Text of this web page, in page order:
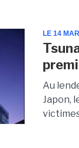
LE 14
Au
Japon,